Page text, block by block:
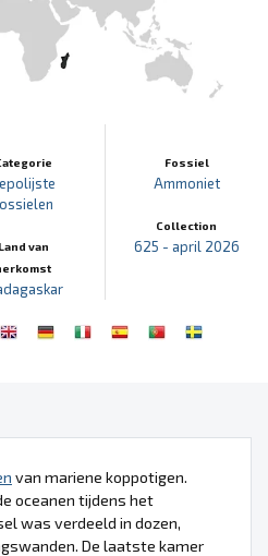
Land van
Fossiel
Ammoniet
Collection
625 - april 2026
van mariene koppotigen.
oceanen tijdens het
was verdeeld in dozen,
De laatste kamer